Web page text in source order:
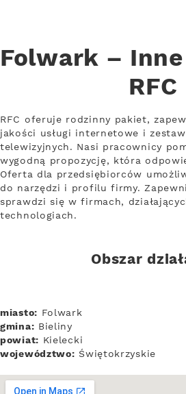
Folwark – Inne
RFC
RFC oferuje rodzinny pakiet,
jakości usługi internetowe i zestaw
telewizyjnych. Nasi pracownicy
wygodną propozycję, która
Oferta dla przedsiębiorców
do narzędzi i profilu firmy.
sprawdzi się w firmach,
technologiach.
Obszar
miasto: Folwark
gmina: Bieliny
powiat: Kielecki
województwo: Świętokrzyskie